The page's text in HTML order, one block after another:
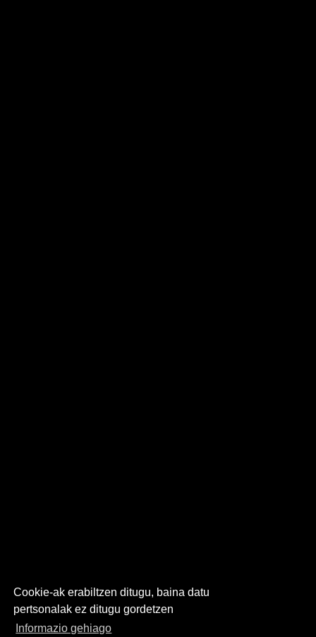
Cookie-ak erabiltzen ditugu, baina datu
pertsonalak ez ditugu gordetzen
Informazio gehiago